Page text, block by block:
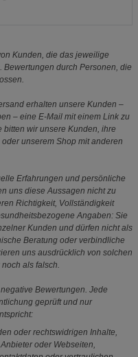
Kunden, die das jeweilige
durch Personen, die
erhalten unsere Kunden –
– eine E-Mail mit einem Link zu
bitten wir unsere Kunden, ihre
unserem Shop mit anderen
Erfahrungen und persönliche
uns diese Aussagen nicht zu
Richtigkeit, Vollständigkeit
Angaben: Sie
Kunden und dürfen nicht als
Beratung oder verbindliche
uns ausdrücklich von solchen
als falsch.
Bewertungen. Jede
geprüft und nur
oder rechtswidrigen Inhalte,
oder Webseiten,